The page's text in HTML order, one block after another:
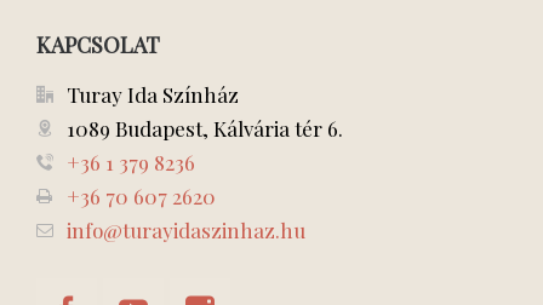
KAPCSOLAT
Turay Ida Színház
1089 Budapest, Kálvária tér 6.
+36 1 379 8236
+36 70 607 2620
info@turayidaszinhaz.hu